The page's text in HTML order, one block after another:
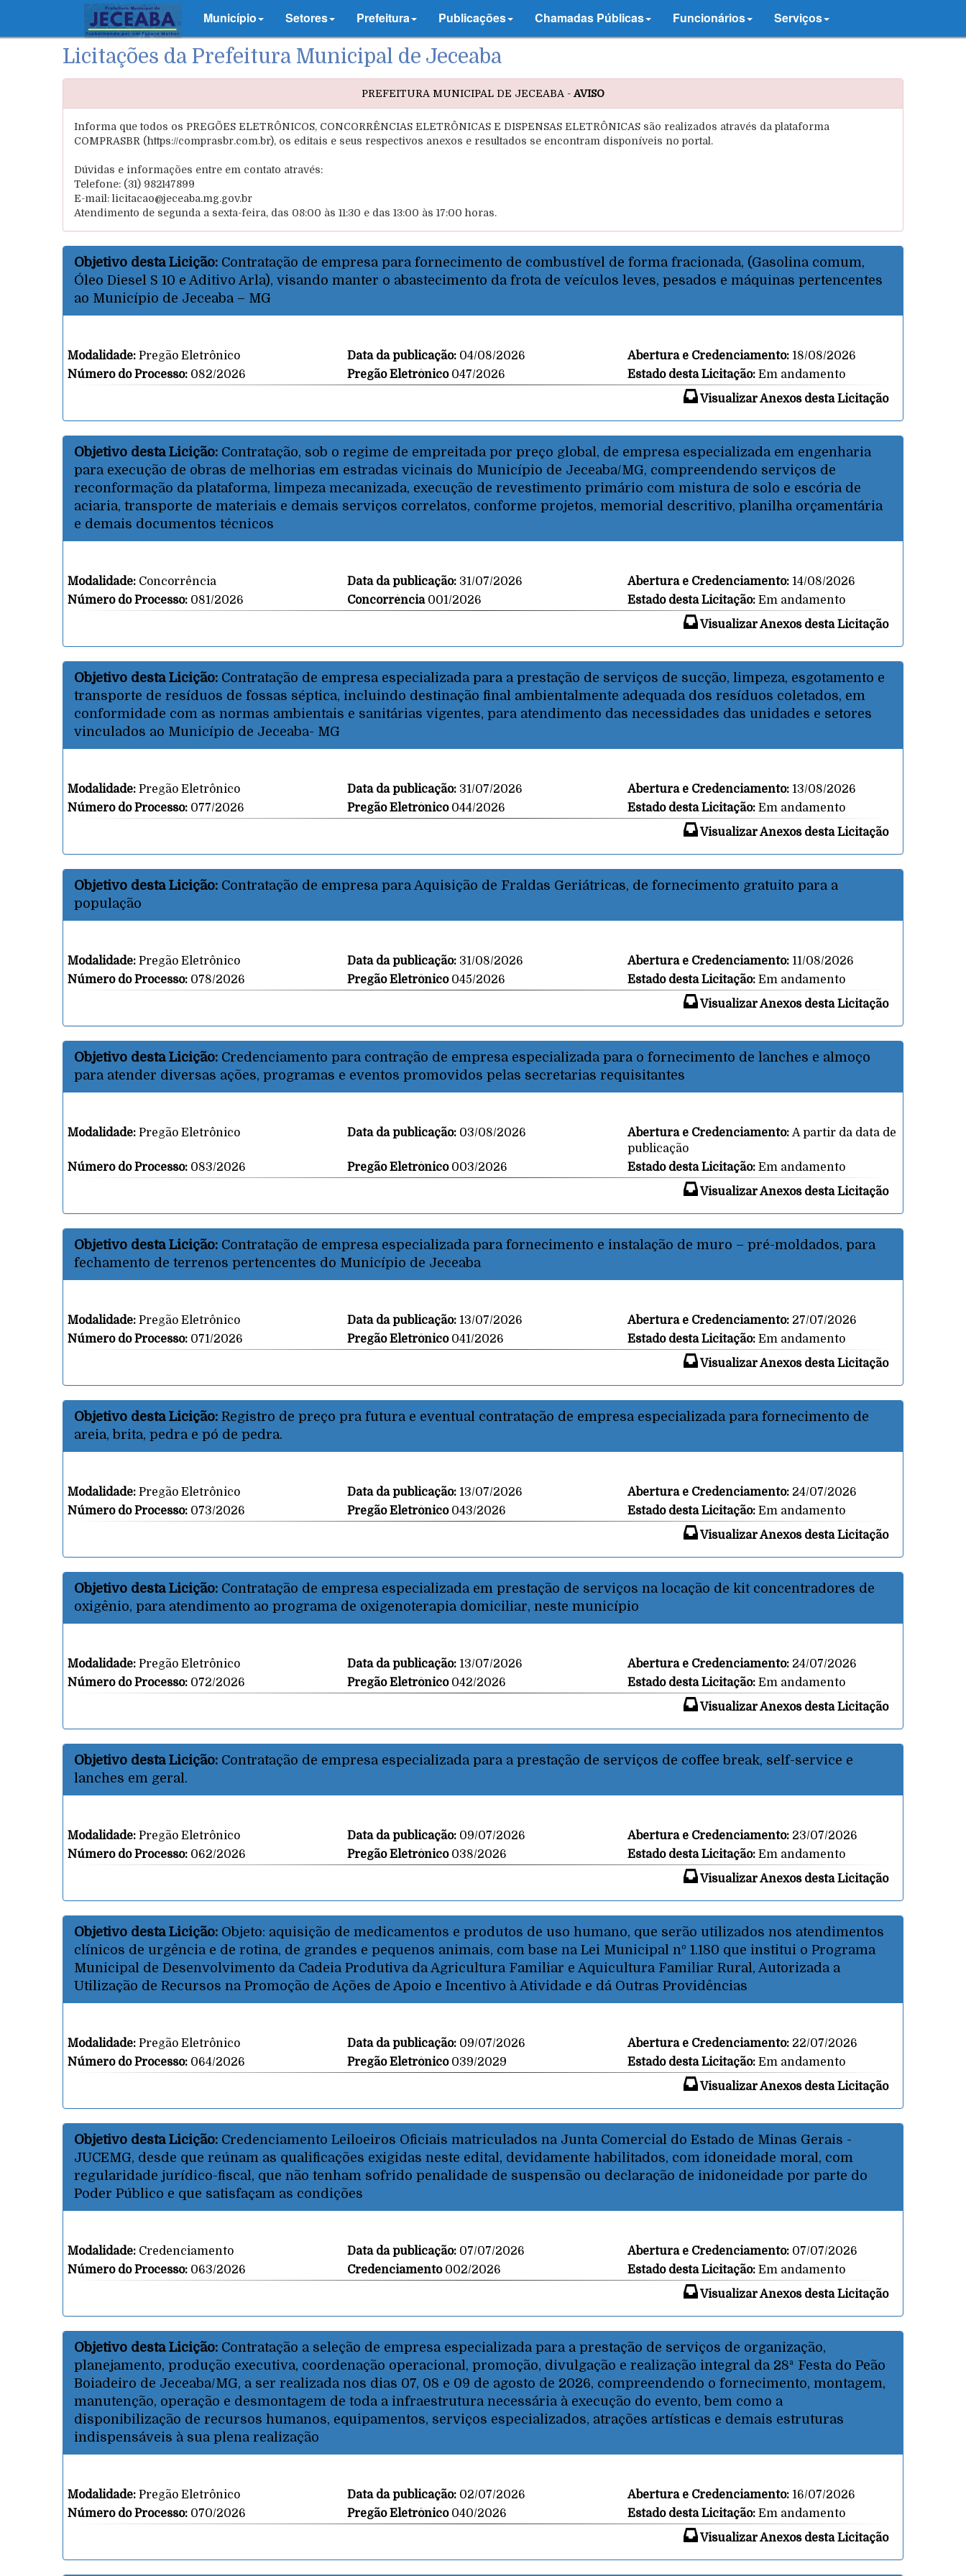
Município Setores Prefeitura Publicações Chamadas Públicas Funcionários Serviços
Licitações da Prefeitura Municipal de Jeceaba
PREFEITURA MUNICIPAL DE JECEABA - AVISO
Informa que todos os PREGÕES ELETRÔNICOS, CONCORRÊNCIAS ELETRÔNICAS E DISPENSAS ELETRÔNICAS são realizados através da plataforma
COMPRASBR (https://comprasbr.com.br), os editais e seus respectivos anexos e resultados se encontram disponíveis no portal.
Dúvidas e informações entre em contato através:
Telefone: (31) 982147899
E-mail: licitacao@jeceaba.mg.gov.br
Atendimento de segunda a sexta-feira, das 08:00 às 11:30 e das 13:00 às 17:00 horas.
Objetivo desta Licição: Contratação de empresa para fornecimento de combustível de forma fracionada, (Gasolina comum,
Óleo Diesel S 10 e Aditivo Arla), visando manter o abastecimento da frota de veículos leves, pesados e máquinas pertencentes
ao Município de Jeceaba – MG
Modalidade: Pregão Eletrônico Data da publicação: 04/08/2026 Abertura e Credenciamento: 18/08/2026
Número do Processo: 082/2026 Pregão Eletrônico 047/2026 Estado desta Licitação: Em andamento
Visualizar Anexos desta Licitação
Objetivo desta Licição: Contratação, sob o regime de empreitada por preço global, de empresa especializada em engenharia
para execução de obras de melhorias em estradas vicinais do Município de Jeceaba/MG, compreendendo serviços de
reconformação da plataforma, limpeza mecanizada, execução de revestimento primário com mistura de solo e escória de
aciaria, transporte de materiais e demais serviços correlatos, conforme projetos, memorial descritivo, planilha orçamentária
e demais documentos técnicos
Modalidade: Concorrência Data da publicação: 31/07/2026 Abertura e Credenciamento: 14/08/2026
Número do Processo: 081/2026 Concorrência 001/2026 Estado desta Licitação: Em andamento
Visualizar Anexos desta Licitação
Objetivo desta Licição: Contratação de empresa especializada para a prestação de serviços de sucção, limpeza, esgotamento e
transporte de resíduos de fossas séptica, incluindo destinação final ambientalmente adequada dos resíduos coletados, em
conformidade com as normas ambientais e sanitárias vigentes, para atendimento das necessidades das unidades e setores
vinculados ao Município de Jeceaba- MG
Modalidade: Pregão Eletrônico Data da publicação: 31/07/2026 Abertura e Credenciamento: 13/08/2026
Número do Processo: 077/2026 Pregão Eletrônico 044/2026 Estado desta Licitação: Em andamento
Visualizar Anexos desta Licitação
Objetivo desta Licição: Contratação de empresa para Aquisição de Fraldas Geriátricas, de fornecimento gratuito para a
população
Modalidade: Pregão Eletrônico Data da publicação: 31/08/2026 Abertura e Credenciamento: 11/08/2026
Número do Processo: 078/2026 Pregão Eletrônico 045/2026 Estado desta Licitação: Em andamento
Visualizar Anexos desta Licitação
Objetivo desta Licição: Credenciamento para contração de empresa especializada para o fornecimento de lanches e almoço
para atender diversas ações, programas e eventos promovidos pelas secretarias requisitantes
Modalidade: Pregão Eletrônico Data da publicação: 03/08/2026 Abertura e Credenciamento: A partir da data de
publicação
Número do Processo: 083/2026 Pregão Eletrônico 003/2026 Estado desta Licitação: Em andamento
Visualizar Anexos desta Licitação
Objetivo desta Licição: Contratação de empresa especializada para fornecimento e instalação de muro – pré-moldados, para
fechamento de terrenos pertencentes do Município de Jeceaba
Modalidade: Pregão Eletrônico Data da publicação: 13/07/2026 Abertura e Credenciamento: 27/07/2026
Número do Processo: 071/2026 Pregão Eletrônico 041/2026 Estado desta Licitação: Em andamento
Visualizar Anexos desta Licitação
Objetivo desta Licição: Registro de preço pra futura e eventual contratação de empresa especializada para fornecimento de
areia, brita, pedra e pó de pedra.
Modalidade: Pregão Eletrônico Data da publicação: 13/07/2026 Abertura e Credenciamento: 24/07/2026
Número do Processo: 073/2026 Pregão Eletrônico 043/2026 Estado desta Licitação: Em andamento
Visualizar Anexos desta Licitação
Objetivo desta Licição: Contratação de empresa especializada em prestação de serviços na locação de kit concentradores de
oxigênio, para atendimento ao programa de oxigenoterapia domiciliar, neste município
Modalidade: Pregão Eletrônico Data da publicação: 13/07/2026 Abertura e Credenciamento: 24/07/2026
Número do Processo: 072/2026 Pregão Eletrônico 042/2026 Estado desta Licitação: Em andamento
Visualizar Anexos desta Licitação
Objetivo desta Licição: Contratação de empresa especializada para a prestação de serviços de coffee break, self-service e
lanches em geral.
Modalidade: Pregão Eletrônico Data da publicação: 09/07/2026 Abertura e Credenciamento: 23/07/2026
Número do Processo: 062/2026 Pregão Eletrônico 038/2026 Estado desta Licitação: Em andamento
Visualizar Anexos desta Licitação
Objetivo desta Licição: Objeto: aquisição de medicamentos e produtos de uso humano, que serão utilizados nos atendimentos
clínicos de urgência e de rotina, de grandes e pequenos animais, com base na Lei Municipal nº 1.180 que institui o Programa
Municipal de Desenvolvimento da Cadeia Produtiva da Agricultura Familiar e Aquicultura Familiar Rural, Autorizada a
Utilização de Recursos na Promoção de Ações de Apoio e Incentivo à Atividade e dá Outras Providências
Modalidade: Pregão Eletrônico Data da publicação: 09/07/2026 Abertura e Credenciamento: 22/07/2026
Número do Processo: 064/2026 Pregão Eletrônico 039/2029 Estado desta Licitação: Em andamento
Visualizar Anexos desta Licitação
Objetivo desta Licição: Credenciamento Leiloeiros Oficiais matriculados na Junta Comercial do Estado de Minas Gerais -
JUCEMG, desde que reúnam as qualificações exigidas neste edital, devidamente habilitados, com idoneidade moral, com
regularidade jurídico-fiscal, que não tenham sofrido penalidade de suspensão ou declaração de inidoneidade por parte do
Poder Público e que satisfaçam as condições
Modalidade: Credenciamento Data da publicação: 07/07/2026 Abertura e Credenciamento: 07/07/2026
Número do Processo: 063/2026 Credenciamento 002/2026 Estado desta Licitação: Em andamento
Visualizar Anexos desta Licitação
Objetivo desta Licição: Contratação a seleção de empresa especializada para a prestação de serviços de organização,
planejamento, produção executiva, coordenação operacional, promoção, divulgação e realização integral da 28ª Festa do Peão
Boiadeiro de Jeceaba/MG, a ser realizada nos dias 07, 08 e 09 de agosto de 2026, compreendendo o fornecimento, montagem,
manutenção, operação e desmontagem de toda a infraestrutura necessária à execução do evento, bem como a
disponibilização de recursos humanos, equipamentos, serviços especializados, atrações artísticas e demais estruturas
indispensáveis à sua plena realização
Modalidade: Pregão Eletrônico Data da publicação: 02/07/2026 Abertura e Credenciamento: 16/07/2026
Número do Processo: 070/2026 Pregão Eletrônico 040/2026 Estado desta Licitação: Em andamento
Visualizar Anexos desta Licitação